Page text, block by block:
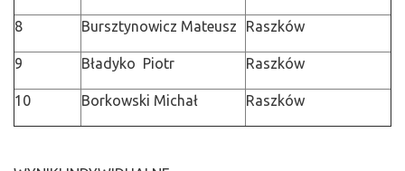
8 Bursztynowicz Mateusz Raszków
9 Bładyko Piotr Raszków
10 Borkowski Michał Raszków